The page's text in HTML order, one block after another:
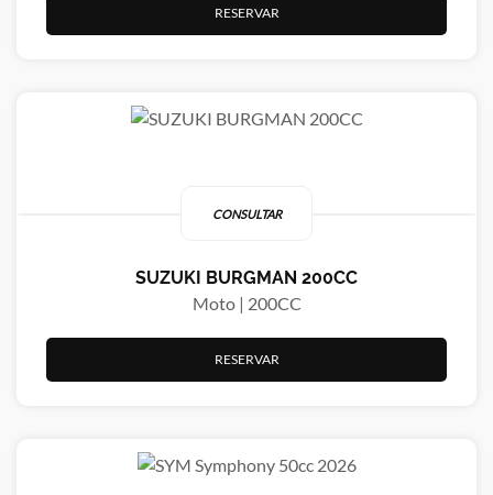
RESERVAR
CONSULTAR
SUZUKI BURGMAN 200CC
Moto | 200CC
RESERVAR